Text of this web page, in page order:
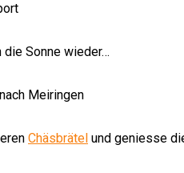
Sonne wieder…
Meiringen
Chäsbrätel und geniesse